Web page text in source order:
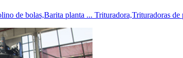
de bolas,Barita planta ... Trituradora,Trituradoras